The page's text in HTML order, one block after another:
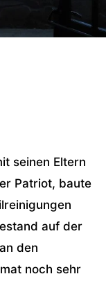
seinen Eltern
Patriot, baute
auf der
den
noch sehr